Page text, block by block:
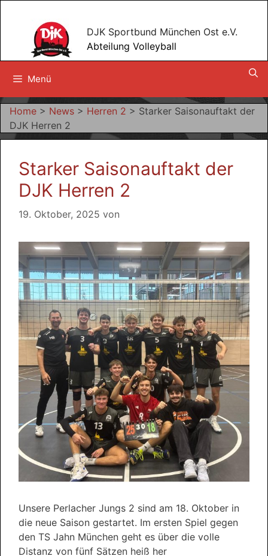
springen
DJK Sportbund München Ost e.V.
Abteilung Volleyball
Menü
Home > News > Herren 2 > Starker Saisonauftakt der
DJK Herren 2
Starker Saisonauftakt der
DJK Herren 2
19. Oktober, 2025 von
Unsere Perlacher Jungs 2 sind am 18. Oktober in
die neue Saison gestartet. Im ersten Spiel gegen
den TS Jahn München geht es über die volle
Distanz von fünf Sätzen heiß her